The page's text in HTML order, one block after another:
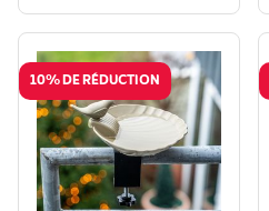
10% DE RÉDUCTION